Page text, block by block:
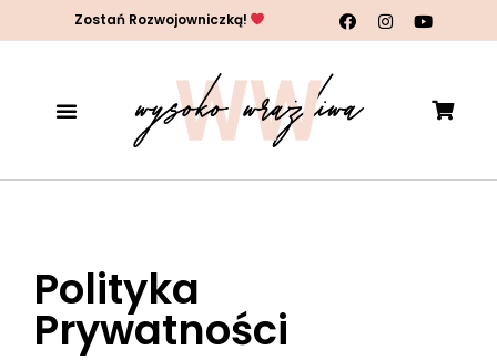
Zostań Rozwojowniczką!
Polityka
Prywatności